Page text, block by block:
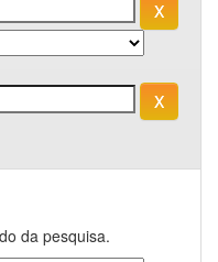
da pesquisa.